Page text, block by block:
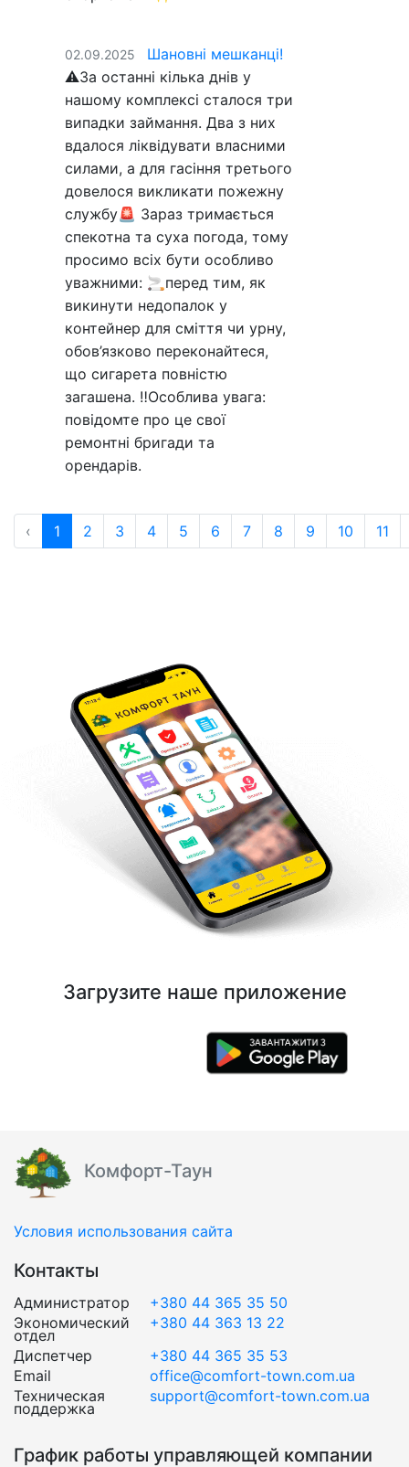
02.09.2025
Шановні мешканці!
⚠️За останні кілька днів у
нашому комплексі сталося три
випадки займання. Два з них
вдалося ліквідувати власними
силами, а для гасіння третього
довелося викликати пожежну
службу🚨 Зараз тримається
спекотна та суха погода, тому
просимо всіх бути особливо
уважними: 🚬перед тим, як
викинути недопалок у
контейнер для сміття чи урну,
обов’язково переконайтеся,
що сигарета повністю
загашена. ‼️Особлива увага:
повідомте про це свої
ремонтні бригади та
орендарів.
‹ 1 2 3 4 5 6 7 8 9 10 11
Загрузите наше приложение
Комфорт-Таун
Условия использования сайта
Контакты
Администратор
+380 44 365 35 50
Экономический
отдел
+380 44 363 13 22
Диспетчер
+380 44 365 35 53
Email
office@comfort-town.com.ua
Техническая
поддержка
support@comfort-town.com.ua
График работы управляющей компании